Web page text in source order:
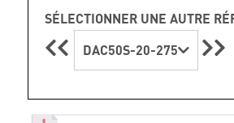
SÉLECTIONNER UNE AUTRE
DAC50S-20-275